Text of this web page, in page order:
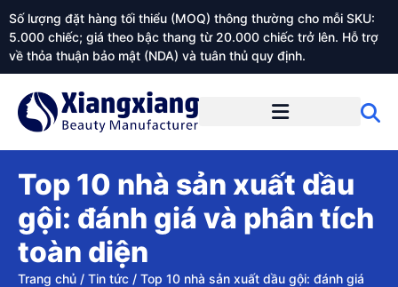
Số lượng đặt hàng tối thiểu (MOQ) thông thường cho mỗi SKU:
5.000 chiếc; giá theo bậc thang từ 20.000 chiếc trở lên. Hỗ trợ
về thỏa thuận bảo mật (NDA) và tuân thủ quy định.
Top 10 nhà sản xuất dầu
gội: đánh giá và phân tích
toàn diện
Trang chủ / Tin tức / Top 10 nhà sản xuất dầu gội: đánh giá